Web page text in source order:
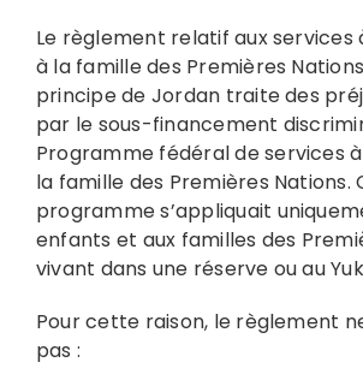
Le règlement relatif aux services
à la famille des Premières
principe de Jordan traite des
par le sous-financement
Programme fédéral de services
la famille des Premières Nations.
programme s’appliquait
enfants et aux familles des
vivant dans une réserve ou au
Pour cette raison, le règlement
pas :